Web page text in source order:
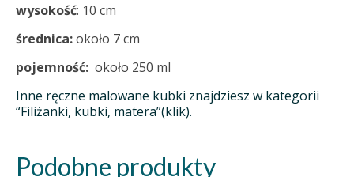
wysokość: 10 cm
średnica:około 7 cm
pojemność: około 250 ml
Inne ręczne malowane kubki znajdziesz w kategorii
“Filiżanki, kubki, matera”(klik).
Podobne produkty